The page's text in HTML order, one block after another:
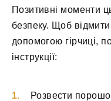
Позитивні моменти
безпеку. Щоб
допомогою гірчиці,
інструкції:
Розвести